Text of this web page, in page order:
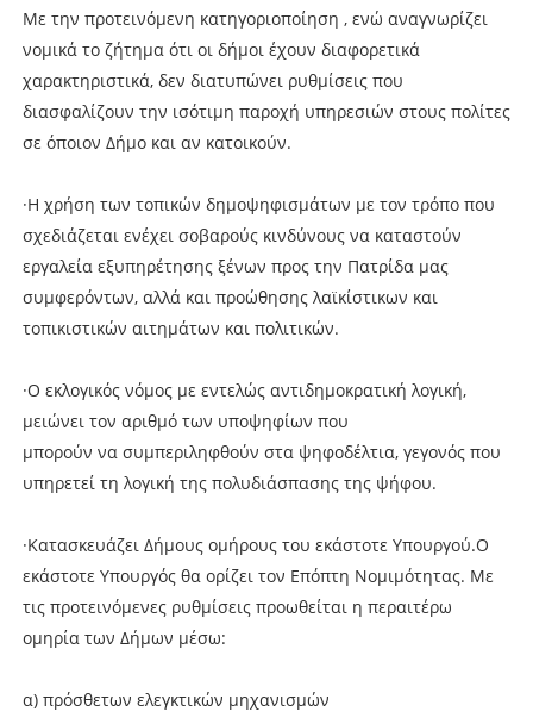
Με την προτεινόμενη κατηγοριοποίηση , ενώ αναγνωρίζει
νομικά το ζήτημα ότι οι δήμοι έχουν διαφορετικά
χαρακτηριστικά, δεν διατυπώνει ρυθμίσεις που
διασφαλίζουν την ισότιμη παροχή υπηρεσιών στους πολίτες
σε όποιον Δήμο και αν κατοικούν.
·Η χρήση των τοπικών δημοψηφισμάτων με τον τρόπο που
σχεδιάζεται ενέχει σοβαρούς κινδύνους να καταστούν
εργαλεία εξυπηρέτησης ξένων προς την Πατρίδα μας
συμφερόντων, αλλά και προώθησης λαϊκίστικων και
τοπικιστικών αιτημάτων και πολιτικών.
·Ο εκλογικός νόμος με εντελώς αντιδημοκρατική λογική,
μειώνει τον αριθμό των υποψηφίων που
μπορούν να συμπεριληφθούν στα ψηφοδέλτια, γεγονός που
υπηρετεί τη λογική της πολυδιάσπασης της ψήφου.
·Κατασκευάζει Δήμους ομήρους του εκάστοτε Υπουργού.Ο
εκάστοτε Υπουργός θα ορίζει τον Επόπτη Νομιμότητας. Με
τις προτεινόμενες ρυθμίσεις προωθείται η περαιτέρω
ομηρία των Δήμων μέσω:
α) πρόσθετων ελεγκτικών μηχανισμών